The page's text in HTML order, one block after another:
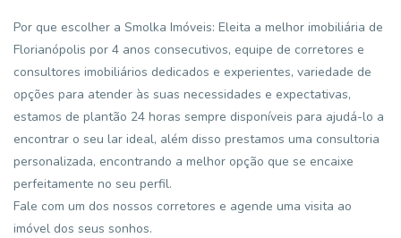
Por que escolher a Smolka Imóveis: Eleita a melhor imobiliária de
Florianópolis por 4 anos consecutivos, equipe de corretores e
consultores imobiliários dedicados e experientes, variedade de
opções para atender às suas necessidades e expectativas,
estamos de plantão 24 horas sempre disponíveis para ajudá-lo a
encontrar o seu lar ideal, além disso prestamos uma consultoria
personalizada, encontrando a melhor opção que se encaixe
perfeitamente no seu perfil.
Fale com um dos nossos corretores e agende uma visita ao
imóvel dos seus sonhos.